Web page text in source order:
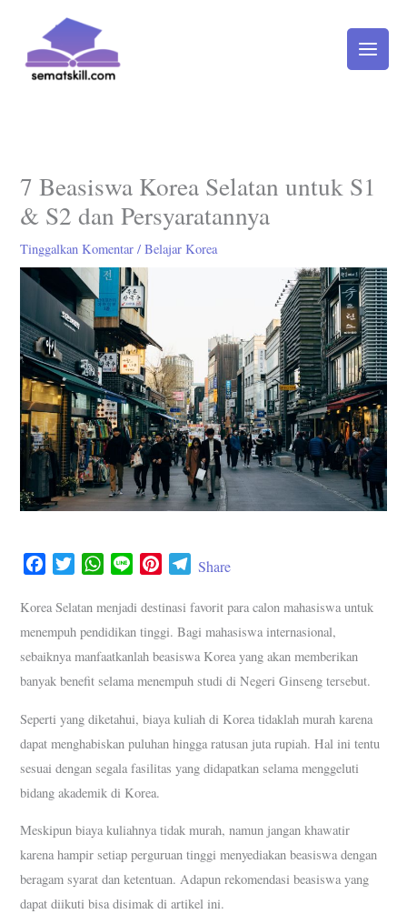
konten
7 Beasiswa Korea Selatan untuk S1
& S2 dan Persyaratannya
Tinggalkan Komentar /Belajar Korea
c
e
b
o
k
i
t
t
W
a
t
s
A
p
n
e
n
t
e
s
t
T
l
e
g
m
Share
Korea Selatan menjadi destinasi favorit para calon mahasiswa untuk
menempuh pendidikan tinggi. Bagi mahasiswa internasional,
sebaiknya manfaatkanlah beasiswa Korea yang akan memberikan
banyak benefit selama menempuh studi di Negeri Ginseng tersebut.
Seperti yang diketahui, biaya kuliah di Korea tidaklah murah karena
dapat menghabiskan puluhan hingga ratusan juta rupiah. Hal ini tentu
sesuai dengan segala fasilitas yang didapatkan selama menggeluti
bidang akademik di Korea.
Meskipun biaya kuliahnya tidak murah, namun jangan khawatir
karena hampir setiap perguruan tinggi menyediakan beasiswa dengan
beragam syarat dan ketentuan. Adapun rekomendasi beasiswa yang
dapat diikuti bisa disimak di artikel ini.